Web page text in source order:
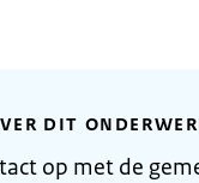
DIT
op met de